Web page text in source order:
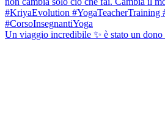
Un viaggio incredibile ✨ è stato un dono